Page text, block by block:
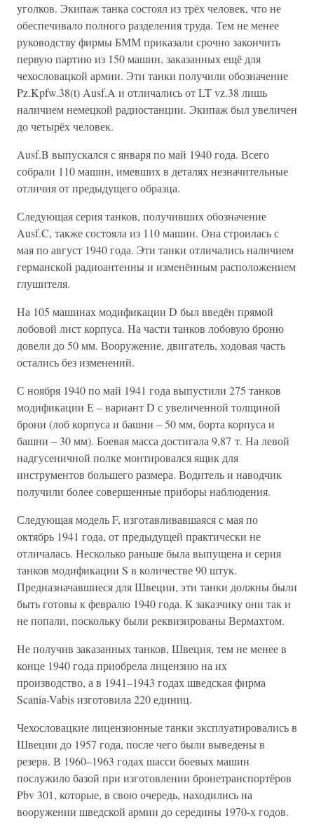
уголков. Экипаж танка состоял из трёх человек, что не
обеспечивало полного разделения труда. Тем не менее
руководству фирмы БММ приказали срочно закончить
первую партию из 150 машин, заказанных ещё для
чехословацкой армии. Эти танки получили обозначение
Pz.Kpfw.38(t) Ausf.A и отличались от LT vz.38 лишь
наличием немецкой радиостанции. Экипаж был увеличен
до четырёх человек.
Ausf.B выпускался с января по май 1940 года. Всего
собрали 110 машин, имевших в деталях незначительные
отличия от предыдущего образца.
Следующая серия танков, получивших обозначение
Ausf.C, также состояла из 110 машин. Она строилась с
мая по август 1940 года. Эти танки отличались наличием
германской радиоантенны и изменённым расположением
глушителя.
На 105 машинах модификации D был введён прямой
лобовой лист корпуса. На части танков лобовую броню
довели до 50 мм. Вооружение, двигатель, ходовая часть
остались без изменений.
С ноября 1940 по май 1941 года выпустили 275 танков
модификации Е – вариант D с увеличенной толщиной
брони (лоб корпуса и башни – 50 мм, борта корпуса и
башни – 30 мм). Боевая масса достигала 9,87 т. На левой
надгусеничной полке монтировался ящик для
инструментов большего размера. Водитель и наводчик
получили более совершенные приборы наблюдения.
Следующая модель F, изготавливавшаяся с мая по
октябрь 1941 года, от предыдущей практически не
отличалась. Несколько раньше была выпущена и серия
танков модификации S в количестве 90 штук.
Предназначавшиеся для Швеции, эти танки должны были
быть готовы к февралю 1940 года. К заказчику они так и
не попали, поскольку были реквизированы Вермахтом.
Не получив заказанных танков, Швеция, тем не менее в
конце 1940 года приобрела лицензию на их
производство, а в 1941–1943 годах шведская фирма
Scania-Vabis изготовила 220 единиц.
Чехословацкие лицензионные танки эксплуатировались в
Швеции до 1957 года, после чего были выведены в
резерв. В 1960–1963 годах шасси боевых машин
послужило базой при изготовлении бронетранспортёров
Pbv 301, которые, в свою очередь, находились на
вооружении шведской армии до середины 1970-х годов.